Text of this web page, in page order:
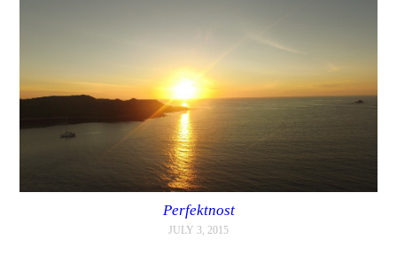
Perfektnost
JULY 3, 2015